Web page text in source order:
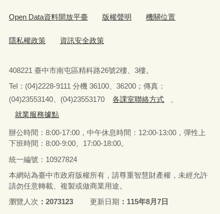
Open Data資料開放平臺 版權聲明 機關位置
隱私權政策 資訊安全政策
408221 臺中市南屯區精科路26號2樓、3樓。
Tel： (04)2228-9111 分機 36100、36200；傳真：
(04)23553140、(04)23553170
各課室聯絡方式
就業服務據點
辦公時間：8:00-17:00，中午休息時間：12:00-13:00， 彈性上
下班時間：8:00-9:00、17:00-18:00。
統一編號：10927824
本網站為臺中市政府版權所有，請尊重智慧財產權，未經允許
請勿任意轉載、複製或做商業用途。
瀏覽人次
2073123 更新日期 115年8月7日